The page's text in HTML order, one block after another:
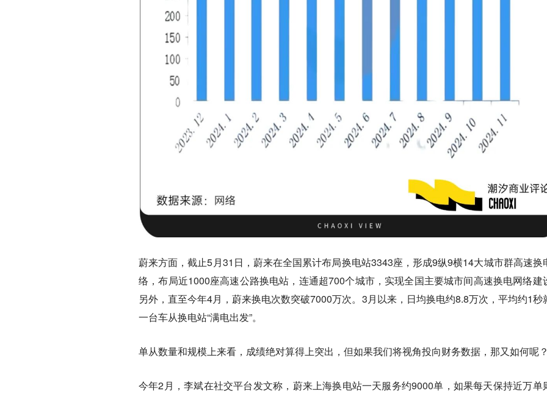
蔚来方面，截止5月31日，蔚来在全国累计布局换电站3343座，形成9纵9横14大城市群高速换
络，布局近1000座高速公路换电站，连通超700个城市，实现全国主要城市间高速换电网络建
另外，直至今年4月，蔚来换电次数突破7000万次。3月以来，日均换电约8.8万次，平均约1秒
一台车从换电站“满电出发”。
单从数量和规模上来看，成绩绝对算得上突出，但如果我们将视角投向财务数据，那又如何呢？
今年2月，李斌在社交平台发文称，蔚来上海换电站一天服务约9000单，如果每天保持近万单